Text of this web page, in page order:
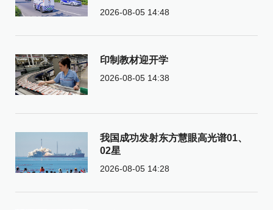
2026-08-05 14:48
印制教材迎开学
2026-08-05 14:38
我国成功发射东方慧眼高光谱01、
02星
2026-08-05 14:28